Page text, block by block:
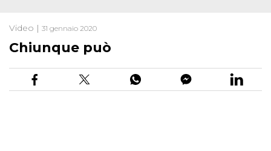
Video | 31 gennaio 2020
Chiunque può